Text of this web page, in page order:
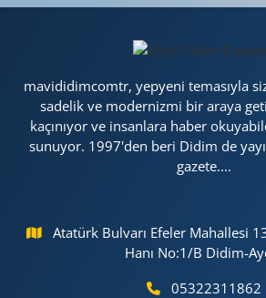
mavididimcomtr, yepyeni temasıyla
sadelik ve modernizmi bir araya
kaçınıyor ve insanlara haber
sunuyor. 1997'den beri Didim de
gazete....
Atatürk Bulvarı Efeler Mahallesi
Hanı No:1/B Didim-
05322311862